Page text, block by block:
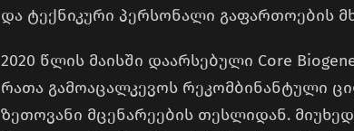
და ტექნიკური პერსონალი გაფართოების
2020 წლის მაისში დაარსებული Core
რათა გამოაცალკევოს რეკომბინანტული
ზეთოვანი მცენარეების თესლიდან.